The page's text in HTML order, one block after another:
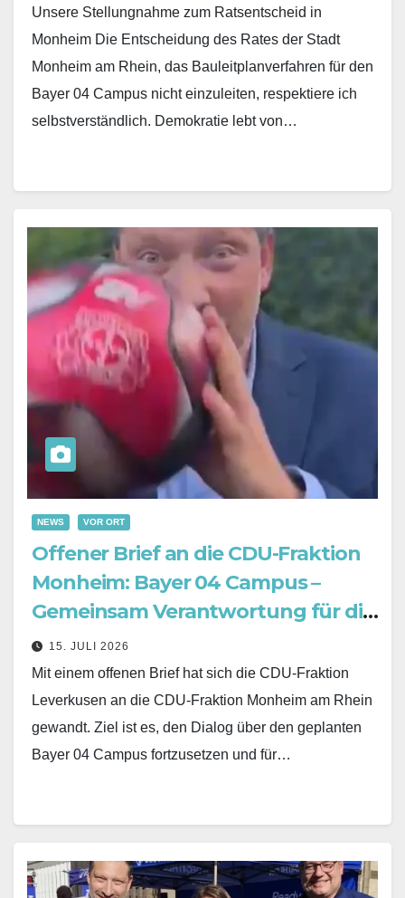
Unsere Stellungnahme zum Ratsentscheid in
Monheim Die Entscheidung des Rates der Stadt
Monheim am Rhein, das Bauleitplanverfahren für den
Bayer 04 Campus nicht einzuleiten, respektiere ich
selbstverständlich. Demokratie lebt von…
NEWS VOR ORT
Offener Brief an die CDU-Fraktion
Monheim: Bayer 04 Campus –
Gemeinsam Verantwortung für die
Zukunft übernehmen
15. JULI 2026
Mit einem offenen Brief hat sich die CDU-Fraktion
Leverkusen an die CDU-Fraktion Monheim am Rhein
gewandt. Ziel ist es, den Dialog über den geplanten
Bayer 04 Campus fortzusetzen und für…